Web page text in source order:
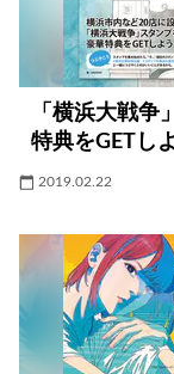
「横浜大戦争
特典をGETし
2019.02.22